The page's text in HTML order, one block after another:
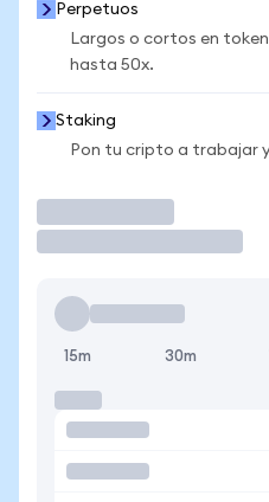
Perpetuos
Largos o cortos en
hasta 50x.
Staking
Pon tu cripto a trabajar
15m 30m